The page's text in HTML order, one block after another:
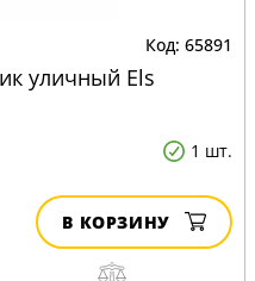
65891
уличный Els
1 шт.
В КОРЗИНУ